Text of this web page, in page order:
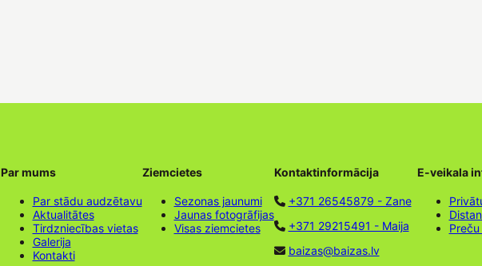
Par mums
Par stādu audzētavu
Aktualitātes
Tirdzniecības vietas
Galerija
Kontakti
Ziemcietes
Sezonas jaunumi
Jaunas fotogrāfijas
Visas ziemcietes
Kontaktinformācija
+371 26545879 - Zane
+371 29215491 - Maija
baizas@baizas.lv
E-veikala